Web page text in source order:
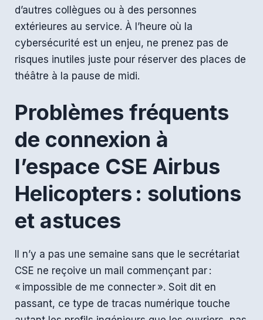
d’autres collègues ou à des personnes
extérieures au service. À l’heure où la
cybersécurité est un enjeu, ne prenez pas de
risques inutiles juste pour réserver des places de
théâtre à la pause de midi.
Problèmes fréquents
de connexion à
l’espace CSE Airbus
Helicopters : solutions
et astuces
Il n’y a pas une semaine sans que le secrétariat
CSE ne reçoive un mail commençant par :
« impossible de me connecter ». Soit dit en
passant, ce type de tracas numérique touche